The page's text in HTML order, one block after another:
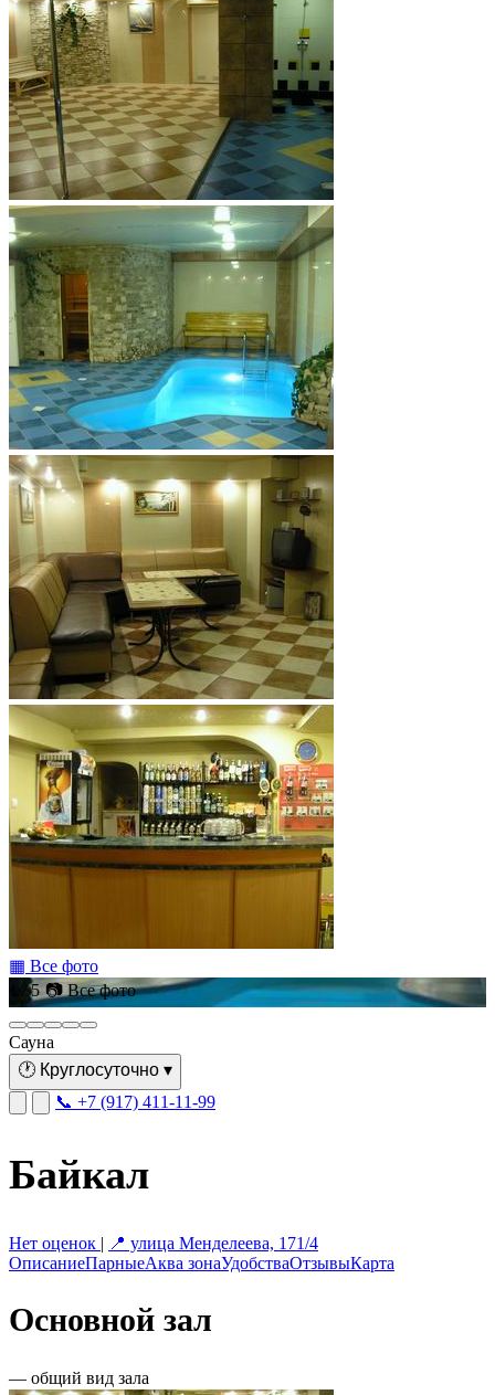
▦ Все фото
1 / 5 📷 Все фото
Сауна
🕐 Круглосуточно ▾
📞 +7 (917) 411-11-99
Байкал
Нет оценок | 📍 улица Менделеева, 171/4
ОписаниеПарныеАква зонаУдобстваОтзывыКарта
Основной зал
— общий вид зала